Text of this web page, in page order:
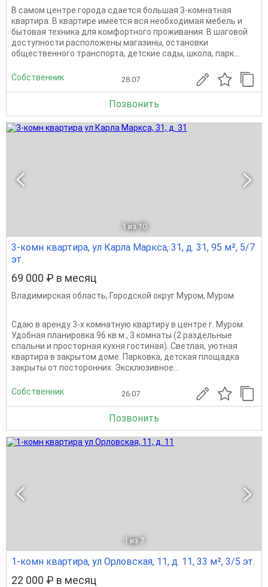
В самом центре города сдается большая 3-комнатная
квартира. В квартире имеется вся необходимая мебель и
бытовая техника для комфортного проживания. В шаговой
доступности расположены магазины, остановки
общественного транспорта, детские сады, школа, парк...
Собственник 28.07
Позвонить
1 из 10
3-комн квартира, ул Карла Маркса, 31, д. 31, 95 м², 5/7
эт.
69 000 ₽ в месяц
Владимирская область, Городской округ Муром, Муром
Сдаю в аренду 3-х комнатную квартиру в центре г. Муром.
Удобная планировка 96 кв м., 3 комнаты (2 раздельные
спальни и просторная кухня гостиная). Светлая, уютная
квартира в закрытом доме. Парковка, детская площадка
закрыты от посторонних. Эксклюзивное...
Собственник 26.07
Позвонить
1 из 7
1-комн квартира, ул Орловская, 11, д. 11, 33 м², 3/5 эт.
22 000 ₽ в месяц